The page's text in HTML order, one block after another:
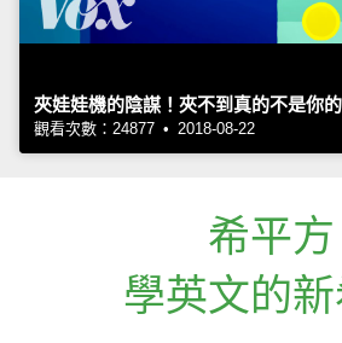
夾娃娃機的陰謀！夾不到真的不是你
觀看次數：24877 • 2018-08-22
希平方
學英文的